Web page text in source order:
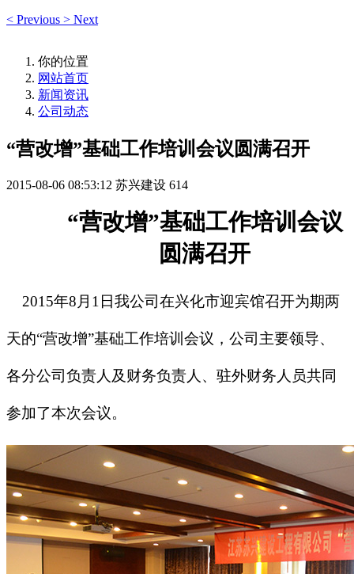
< Previous > Next
你的位置
网站首页
新闻资讯
公司动态
“营改增”基础工作培训会议圆满召开
2015-08-06 08:53:12 苏兴建设 614
“营改增”基础工作培训会议
圆满召开
2015年8 月 1 日我公司在兴化市迎宾馆召开为期两
天的“营改增”基础工作培训会议 ，公司主要领导、
各分公司负责人及财务负责人、驻外财务人员共同
参加了本次会议。